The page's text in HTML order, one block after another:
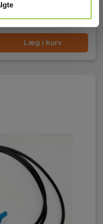
Læg i kurv